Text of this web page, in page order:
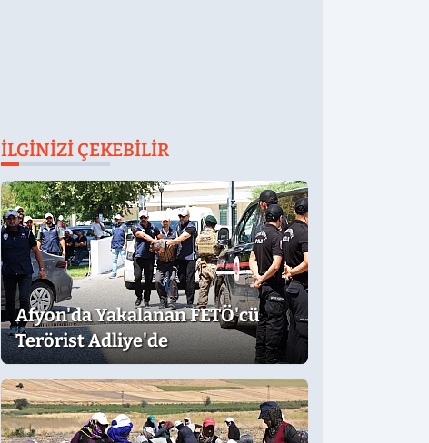
İLGINIZI ÇEKEBILIR
Afyon'da Yakalanan FETÖ'cü
Terörist Adliye'de